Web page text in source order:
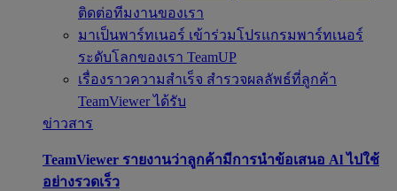
ติดต่อทีมงานของเรา
มาเป็นพาร์ทเนอร์ เข้าร่วมโปรแกรมพาร์ทเนอร์
ระดับโลกของเรา TeamUP
เรื่องราวความสำเร็จ สำรวจผลลัพธ์ที่ลูกค้า
TeamViewer ได้รับ
ข่าวสาร
TeamViewer รายงานว่าลูกค้ามีการนำข้อเสนอ Al ไปใช้
อย่างรวดเร็ว